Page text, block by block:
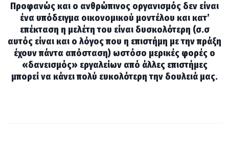
Προφανώς και ο ανθρώπινος οργανισμός δεν είναι
ένα υπόδειγμα οικονομικού μοντέλου και κατ’
επέκταση η μελέτη του είναι δυσκολότερη (σ.σ
αυτός είναι και ο λόγος που η επιστήμη με την πράξη
έχουν πάντα απόσταση) ωστόσο μερικές φορές ο
«δανεισμός» εργαλείων από άλλες επιστήμες
μπορεί να κάνει πολύ ευκολότερη την δουλειά μας.